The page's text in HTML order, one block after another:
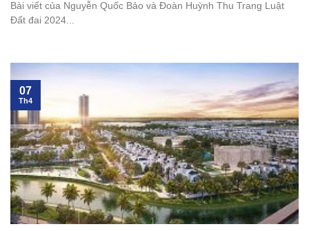
Bài viết của Nguyễn Quốc Bảo và Đoàn Huỳnh Thu Trang Luật
Đất đai 2024...
07
Th4